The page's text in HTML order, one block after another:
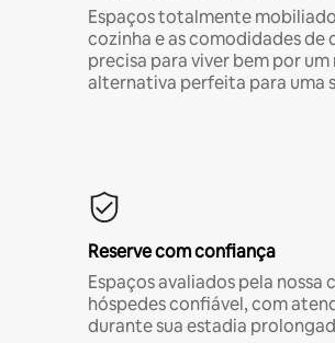
Espaços totalmente
cozinha e as comodidades de
precisa para viver bem por um
alternativa perfeita para uma
Reserve com confiança
Espaços avaliados pela nossa
hóspedes confiável, com
durante sua estadia